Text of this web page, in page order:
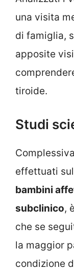
una visita
di famiglia,
apposite
tiroide.
Studi
effettuati
bambini
subclinico,
che se
la maggior
condizione